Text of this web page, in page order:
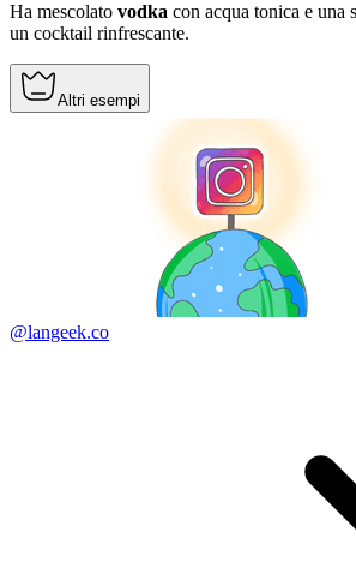
Ha mescolato vodka con acqua tonica e una
un cocktail rinfrescante.
Altri esempi
@langeek.co